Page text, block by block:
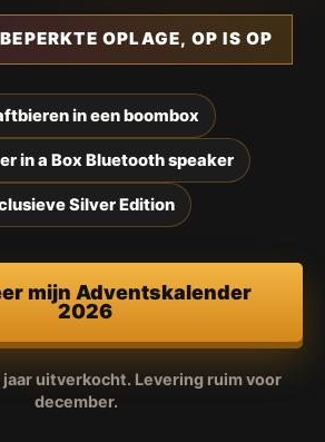
OPLAGE, OP IS OP
in een boombox
in a Box Bluetooth speaker
Silver Edition
mijn Adventskalender
2026
jaar uitverkocht. Levering ruim voor
december.